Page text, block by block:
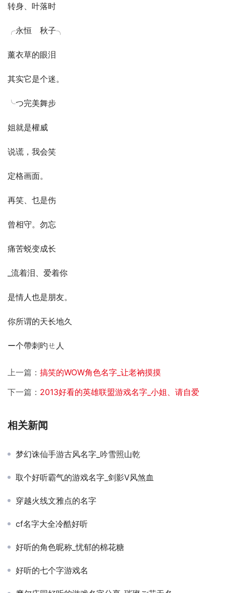
转身、叶落时
╭永恒ゞ秋子╮
薰衣草的眼泪
其实它是个迷。
╰つ完美舞步
姐就是權威
说谎，我会笑
定格画面。
再笑、乜是伤
曾相守。勿忘
痛苦蜕变成长
_流着泪、爱着你
是情人也是朋友。
你所谓的天长地久
ー个帶刺旳ㄝ人
上一篇： 搞笑的WOW角色名字_让老衲摸摸
下一篇： 2013好看的英雄联盟游戏名字_小姐、请自爱
相关新闻
梦幻诛仙手游古风名字_吟雪照山乾
取个好听霸气的游戏名字_剑影V风煞血
穿越火线文雅点的名字
cf名字大全冷酷好听
好听的角色昵称_忧郁的棉花糖
好听的七个字游戏名